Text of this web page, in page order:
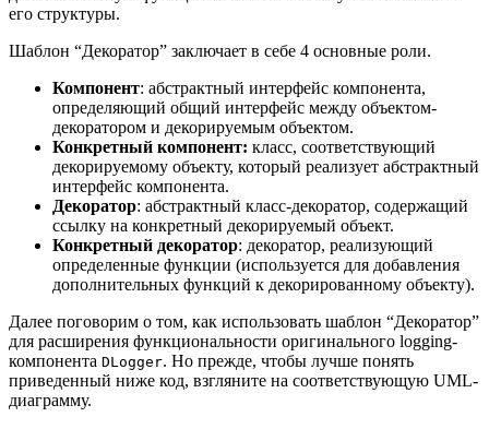
его структуры.
Шаблон “Декоратор” заключает в себе 4 основные роли.
Компонент: абстрактный интерфейс компонента,
определяющий общий интерфейс между объектом-
декоратором и декорируемым объектом.
Конкретный компонент: класс, соответствующий
декорируемому объекту, который реализует абстрактный
интерфейс компонента.
Декоратор: абстрактный класс-декоратор, содержащий
ссылку на конкретный декорируемый объект.
Конкретный декоратор: декоратор, реализующий
определенные функции (используется для добавления
дополнительных функций к декорированному объекту).
Далее поговорим о том, как использовать шаблон “Декоратор”
для расширения функциональности оригинального logging-
компонента DLogger. Но прежде, чтобы лучше понять
приведенный ниже код, взгляните на соответствующую UML-
диаграмму.